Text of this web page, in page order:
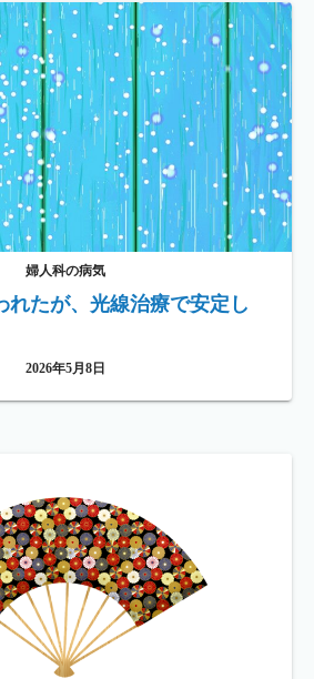
婦人科の病気
れたが、光線治療で安定し
2026年5月8日